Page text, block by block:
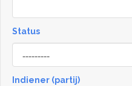
Status
Status
Indiener (partij)